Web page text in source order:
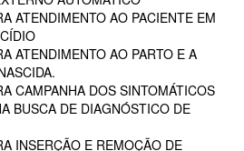
ATENDIMENTO AO PACIENTE EM
ATENDIMENTO AO PARTO E A
CAMPANHA DOS SINTOMÁTICOS
BUSCA DE DIAGNÓSTICO DE
INSERÇÃO E REMOÇÃO DE